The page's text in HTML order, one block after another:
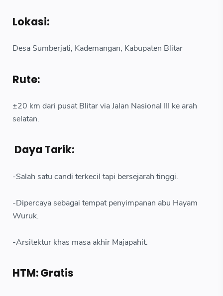
Lokasi:
Desa Sumberjati, Kademangan, Kabupaten Blitar
Rute:
±20 km dari pusat Blitar via Jalan Nasional III ke arah
selatan.
Daya Tarik:
-Salah satu candi terkecil tapi bersejarah tinggi.
-Dipercaya sebagai tempat penyimpanan abu Hayam
Wuruk.
-Arsitektur khas masa akhir Majapahit.
HTM: Gratis